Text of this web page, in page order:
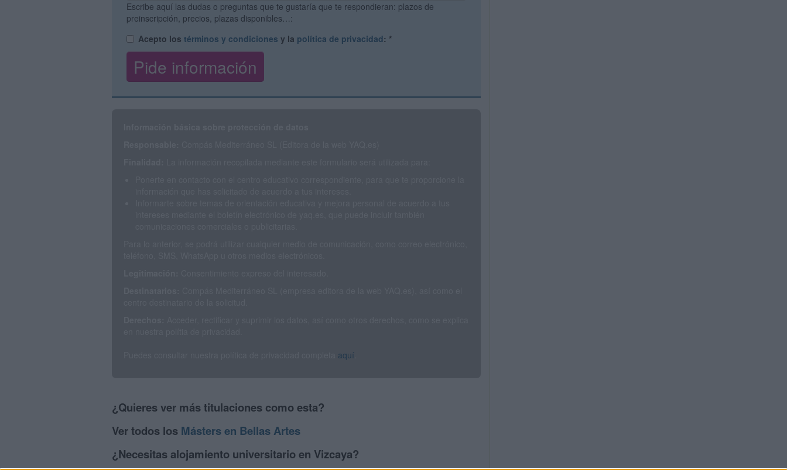
Escribe aquí las dudas o preguntas que te gustaría que te respondieran: plazos de
preinscripción, precios, plazas disponibles…:
Acepto los términos y condiciones y la política de privacidad: *
aquí
¿Quieres ver más titulaciones como esta?
Ver todos los Másters en Bellas Artes
¿Necesitas alojamiento universitario en Vizcaya?